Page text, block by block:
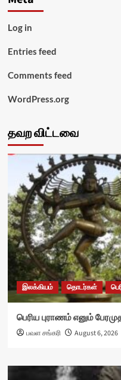
Log in
Entries feed
Comments feed
WordPress.org
தவற விட்டவை
இலக்கியம் தொடர்கள்
பெரிய புராணம் எனும்
பவள சங்கரி August 6, 2026